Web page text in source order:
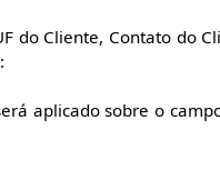
do Cliente, Contato do
aplicado sobre o